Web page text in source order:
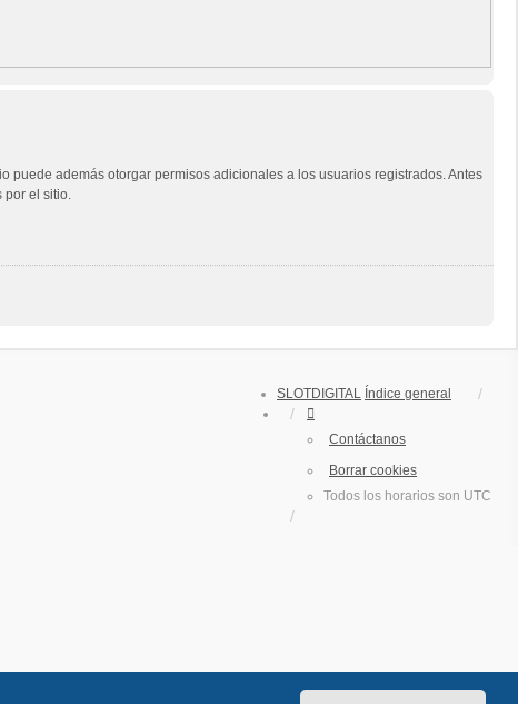
puede además otorgar permisos adicionales a los usuarios registrados. Antes
el sitio.
SLOTDIGITAL Índice general
Contáctanos
Borrar cookies
Todos los horarios son UTC